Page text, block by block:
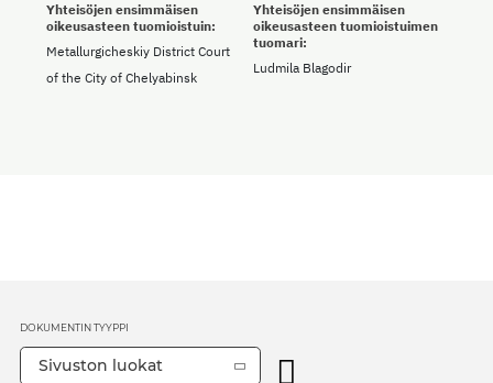
Yhteisöjen ensimmäisen
oikeusasteen tuomioistuin:
Metallurgicheskiy District Court
of the City of Chelyabinsk
Yhteisöjen ensimmäisen
oikeusasteen tuomioistuimen
tuomari:
Ludmila Blagodir
DOKUMENTIN TYYPPI
Sivuston luokat